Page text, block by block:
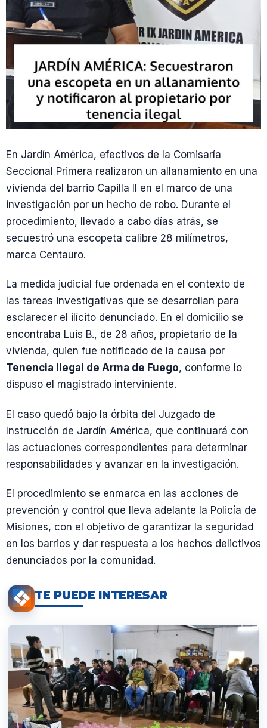
En Jardín América, efectivos de la Comisaría
Seccional Primera realizaron un allanamiento en una
vivienda del barrio Capilla II en el marco de una
investigación por un hecho de robo. Durante el
procedimiento, llevado a cabo días atrás, se
secuestró una escopeta calibre 28 milímetros,
marca Centauro.
La medida judicial fue ordenada en el contexto de
las tareas investigativas que se desarrollan para
esclarecer el ilícito denunciado. En el domicilio se
encontraba Luis B., de 28 años, propietario de la
vivienda, quien fue notificado de la causa por
Tenencia Ilegal de Arma de Fuego, conforme lo
dispuso el magistrado interviniente.
El caso quedó bajo la órbita del Juzgado de
Instrucción de Jardín América, que continuará con
las actuaciones correspondientes para determinar
responsabilidades y avanzar en la investigación.
El procedimiento se enmarca en las acciones de
prevención y control que lleva adelante la Policía de
Misiones, con el objetivo de garantizar la seguridad
en los barrios y dar respuesta a los hechos delictivos
denunciados por la comunidad.
TE PUEDE INTERESAR